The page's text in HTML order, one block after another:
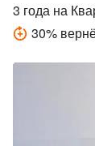
3 года на
30%